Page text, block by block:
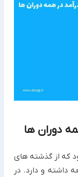
دوران ها
که از گذشته های
داشته و دارد. در